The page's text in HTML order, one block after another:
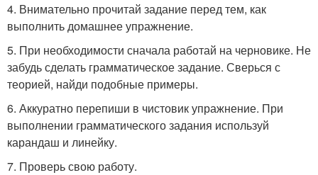
4. Внимательно прочитай задание перед тем, как
выполнить домашнее упражнение.
5. При необходимости сначала работай на черновике. Не
забудь сделать грамматическое задание. Сверься с
теорией, найди подобные примеры.
6. Аккуратно перепиши в чистовик упражнение. При
выполнении грамматического задания используй
карандаш и линейку.
7. Проверь свою работу.